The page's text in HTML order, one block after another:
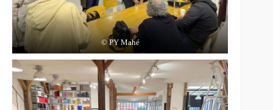
© PY Mahé